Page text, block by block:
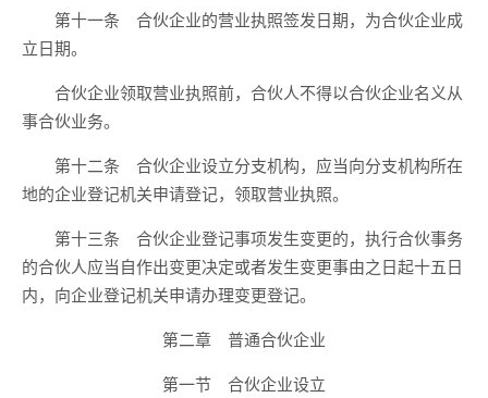
第十一条 合伙企业的营业执照签发日期，为合伙企业成
立日期。
合伙企业领取营业执照前，合伙人不得以合伙企业名义从
事合伙业务。
第十二条 合伙企业设立分支机构，应当向分支机构所在
地的企业登记机关申请登记，领取营业执照。
第十三条 合伙企业登记事项发生变更的，执行合伙事务
的合伙人应当自作出变更决定或者发生变更事由之日起十五日
内，向企业登记机关申请办理变更登记。
第二章 普通合伙企业
第一节 合伙企业设立